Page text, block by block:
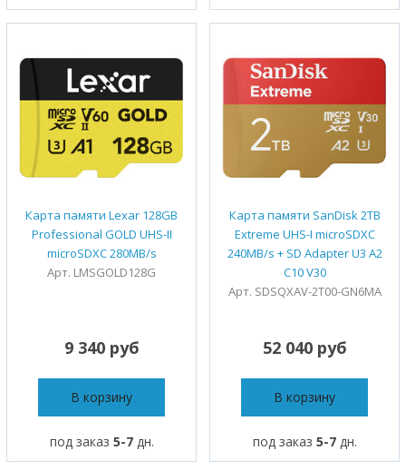
Карта памяти Lexar 128GB
Professional GOLD UHS-II
microSDXC 280MB/s
Арт. LMSGOLD128G
9 340 руб
В корзину
под заказ 5-7дн.
Карта памяти SanDisk 2TB
Extreme UHS-I microSDXC
240MB/s + SD Adapter U3 A2
C10 V30
Арт. SDSQXAV-2T00-GN6MA
52 040 руб
В корзину
под заказ 5-7дн.